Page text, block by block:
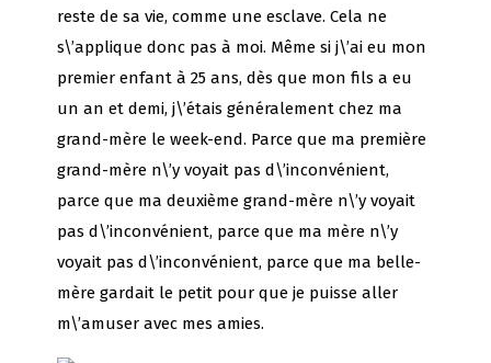
reste de sa vie, comme une esclave. Cela ne
s\’applique donc pas à moi. Même si j\’ai eu mon
premier enfant à 25 ans, dès que mon fils a eu
un an et demi, j\’étais généralement chez ma
grand-mère le week-end. Parce que ma première
grand-mère n\’y voyait pas d\’inconvénient,
parce que ma deuxième grand-mère n\’y voyait
pas d\’inconvénient, parce que ma mère n\’y
voyait pas d\’inconvénient, parce que ma belle-
mère gardait le petit pour que je puisse aller
m\’amuser avec mes amies.